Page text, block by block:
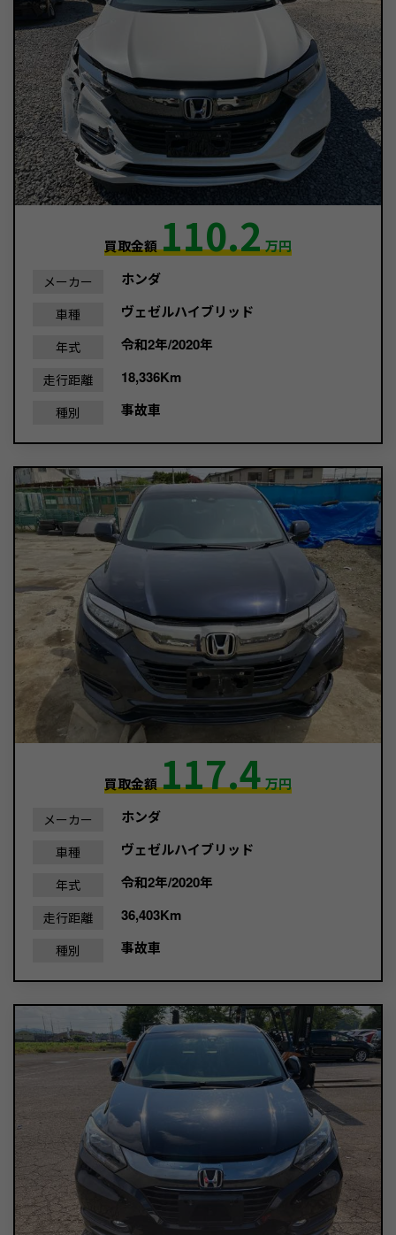
買取金額110.2万円
メーカー ホンダ
車種 ヴェゼルハイブリッド
年式 令和2年/2020年
走行距離 18,336Km
種別 事故車
買取金額117.4万円
メーカー ホンダ
車種 ヴェゼルハイブリッド
年式 令和2年/2020年
走行距離 36,403Km
種別 事故車